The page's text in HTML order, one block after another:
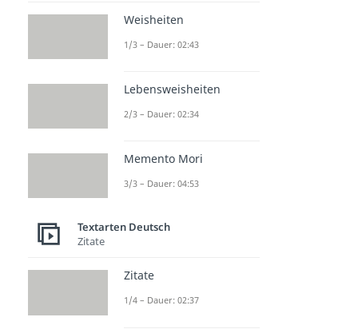
Weisheiten
1/3 – Dauer: 02:43
Lebensweisheiten
2/3 – Dauer: 02:34
Memento Mori
3/3 – Dauer: 04:53
Textarten Deutsch
Zitate
Zitate
1/4 – Dauer: 02:37